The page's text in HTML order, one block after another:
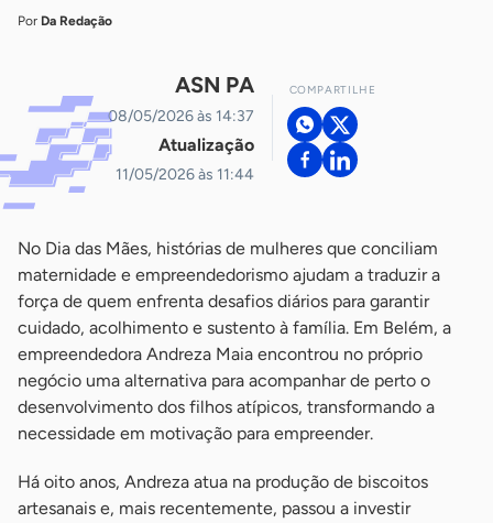
Por Da Redação
ASN PA
08/05/2026 às 14:37
Atualização
11/05/2026 às 11:44
COMPARTILHE
No Dia das Mães, histórias de mulheres que conciliam
maternidade e empreendedorismo ajudam a traduzir a
força de quem enfrenta desafios diários para garantir
cuidado, acolhimento e sustento à família. Em Belém, a
empreendedora Andreza Maia encontrou no próprio
negócio uma alternativa para acompanhar de perto o
desenvolvimento dos filhos atípicos, transformando a
necessidade em motivação para empreender.
Há oito anos, Andreza atua na produção de biscoitos
artesanais e, mais recentemente, passou a investir